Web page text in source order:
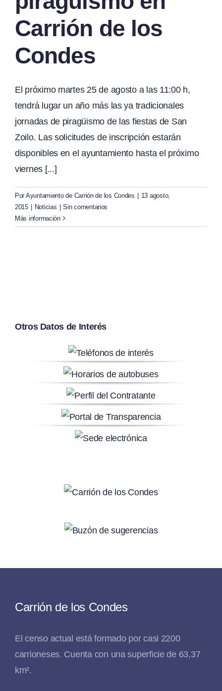
Carrión de los
Condes
El próximo martes 25 de agosto a las 11:00 h,
tendrá lugar un año más las ya tradicionales
jornadas de piragüismo de las fiestas de San
Zoilo. Las solicitudes de inscripción estarán
disponibles en el ayuntamiento hasta el próximo
viernes [...]
Por Ayuntamiento de Carrión de los Condes
13 agosto,
2015
Noticias
Sin comentarios
Más información
Otros Datos de Interés
Carrión de los Condes
El censo actual está formado por casi 2200
carrioneses. Cuenta con una superficie de 63,37
km².